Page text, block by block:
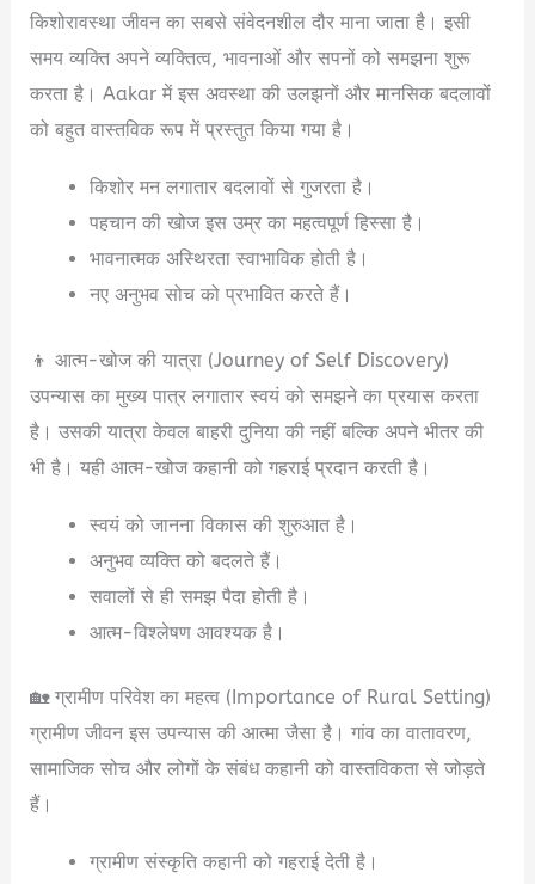
किशोरावस्था जीवन का सबसे संवेदनशील दौर माना जाता है। इसी
समय व्यक्ति अपने व्यक्तित्व, भावनाओं और सपनों को समझना शुरू
करता है। Aakar में इस अवस्था की उलझनों और मानसिक बदलावों
को बहुत वास्तविक रूप में प्रस्तुत किया गया है।
किशोर मन लगातार बदलावों से गुजरता है।
पहचान की खोज इस उम्र का महत्वपूर्ण हिस्सा है।
भावनात्मक अस्थिरता स्वाभाविक होती है।
नए अनुभव सोच को प्रभावित करते हैं।
👦 आत्म-खोज की यात्रा (Journey of Self Discovery)
उपन्यास का मुख्य पात्र लगातार स्वयं को समझने का प्रयास करता
है। उसकी यात्रा केवल बाहरी दुनिया की नहीं बल्कि अपने भीतर की
भी है। यही आत्म-खोज कहानी को गहराई प्रदान करती है।
स्वयं को जानना विकास की शुरुआत है।
अनुभव व्यक्ति को बदलते हैं।
सवालों से ही समझ पैदा होती है।
आत्म-विश्लेषण आवश्यक है।
🏡 ग्रामीण परिवेश का महत्व (Importance of Rural Setting)
ग्रामीण जीवन इस उपन्यास की आत्मा जैसा है। गांव का वातावरण,
सामाजिक सोच और लोगों के संबंध कहानी को वास्तविकता से जोड़ते
हैं।
ग्रामीण संस्कृति कहानी को गहराई देती है।